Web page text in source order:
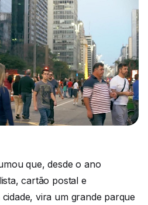
que, desde o ano
cartão postal e
vira um grande parque